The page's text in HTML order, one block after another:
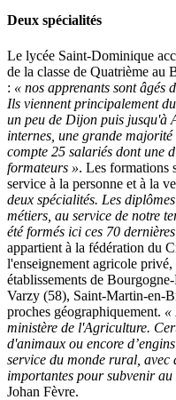
Deux spécialités
Le lycée Saint-Dominique
de la classe de Quatrième au
: « nos apprenants sont âgés
Ils viennent principalement
un peu de Dijon puis jusqu'à
internes, une grande majorité
compte 25 salariés dont une
formateurs ». Les formations
service à la personne et à la
deux spécialités. Les
métiers, au service de notre
été formés ici ces 70
appartient à la fédération du
l'enseignement agricole
établissements de
Varzy (58), Saint-Martin-en-
proches géographiquement. «
ministère de l'Agriculture.
d'animaux ou encore
service du monde rural, avec
importantes pour subvenir
Johan Fèvre.